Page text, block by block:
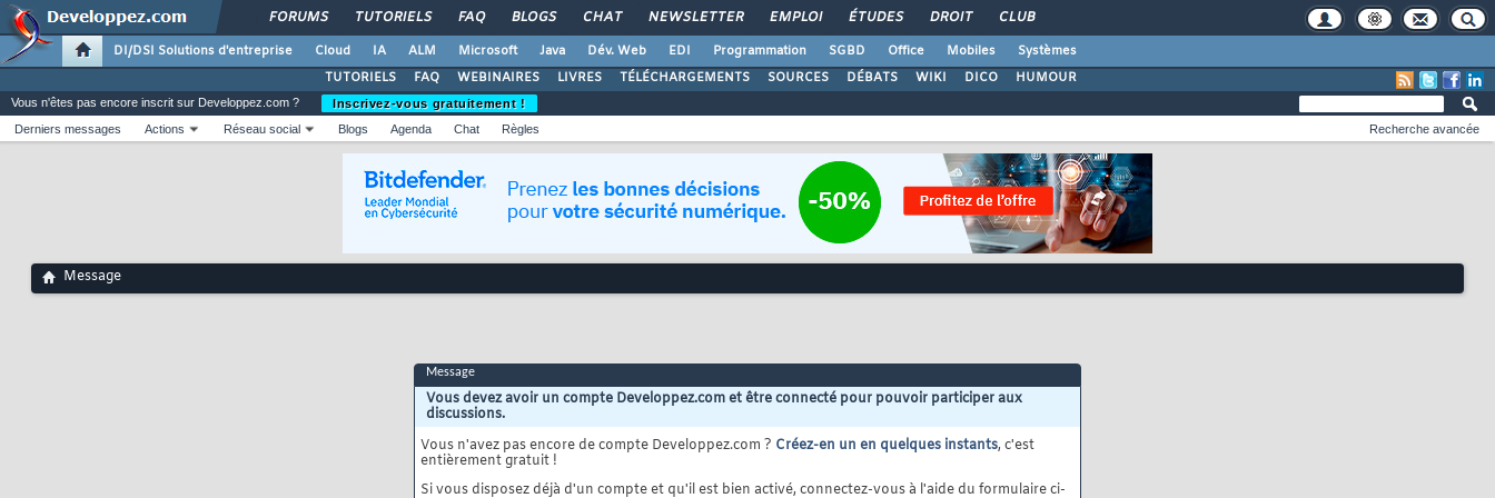
FORUMS TUTORIELS FAQ BLOGS CHAT NEWSLETTER EMPLOI ÉTUDES DROIT CLUB
DI/DSI Solutions d'entreprise Cloud IA ALM Microsoft Java Dév. Web EDI Programmation SGBD Office Mobiles
Systèmes
TUTORIELS
FAQ WEBINAIRES LIVRES TÉLÉCHARGEMENTS SOURCES DÉBATS WIKI DICO HUMOUR
Vous n'êtes pas encore inscrit sur Developpez.com ?
Inscrivez-vous gratuitement !
Derniers messages
Actions Réseau social Blogs Agenda Chat Règles Recherche avancée
Message
Message
Vous devez avoir un compte Developpez.com et être connecté pour pouvoir participer aux
discussions.
Vous n'avez pas encore de compte Developpez.com ? Créez-en un en quelques instants, c'est
entièrement gratuit !
Si vous disposez déjà d'un compte et qu'il est bien activé, connectez-vous à l'aide du formulaire ci-